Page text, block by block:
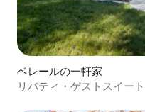
ベレールの一軒家
リバティ・ゲストスイー